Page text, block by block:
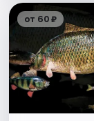
от 60 ₽